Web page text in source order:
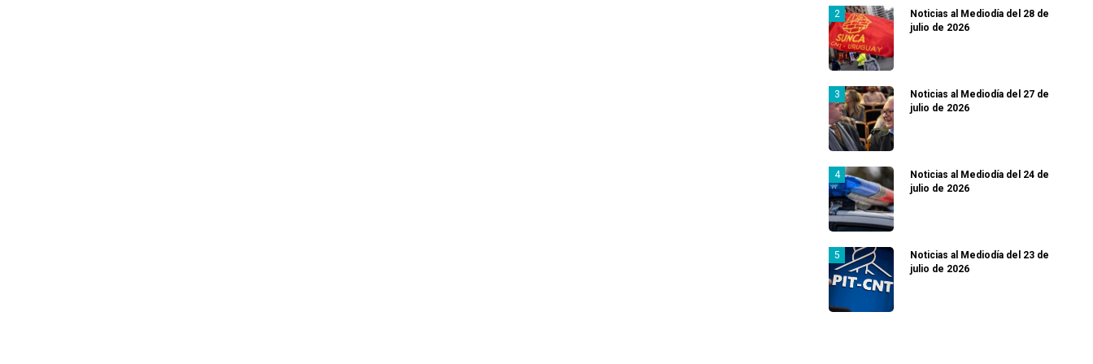
Noticias al Mediodía del 28 de
julio de 2026
Noticias al Mediodía del 27 de
julio de 2026
Noticias al Mediodía del 24 de
julio de 2026
Noticias al Mediodía del 23 de
julio de 2026